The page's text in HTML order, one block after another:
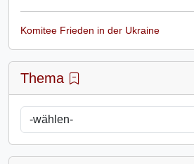
Komitee Frieden in der Ukraine
Thema